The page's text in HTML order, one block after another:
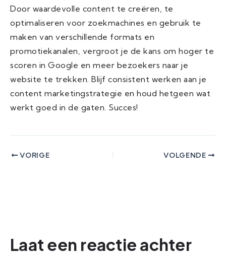
Door waardevolle content te creëren, te
optimaliseren voor zoekmachines en gebruik te
maken van verschillende formats en
promotiekanalen, vergroot je de kans om hoger te
scoren in Google en meer bezoekers naar je
website te trekken. Blijf consistent werken aan je
content marketingstrategie en houd hetgeen wat
werkt goed in de gaten. Succes!
VORIGE VOLGENDE
Laat een reactie achter